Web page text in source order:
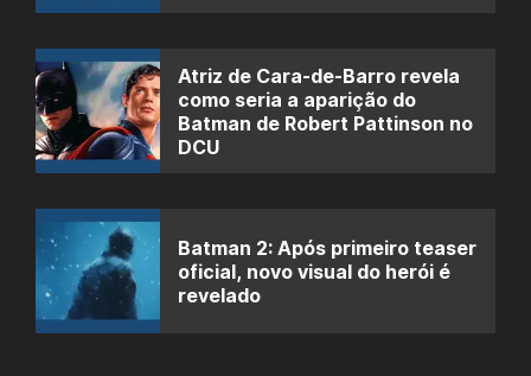
Atriz de Cara-de-Barro revela
como seria a aparição do
Batman de Robert Pattinson no
DCU
Batman 2: Após primeiro teaser
oficial, novo visual do herói é
revelado